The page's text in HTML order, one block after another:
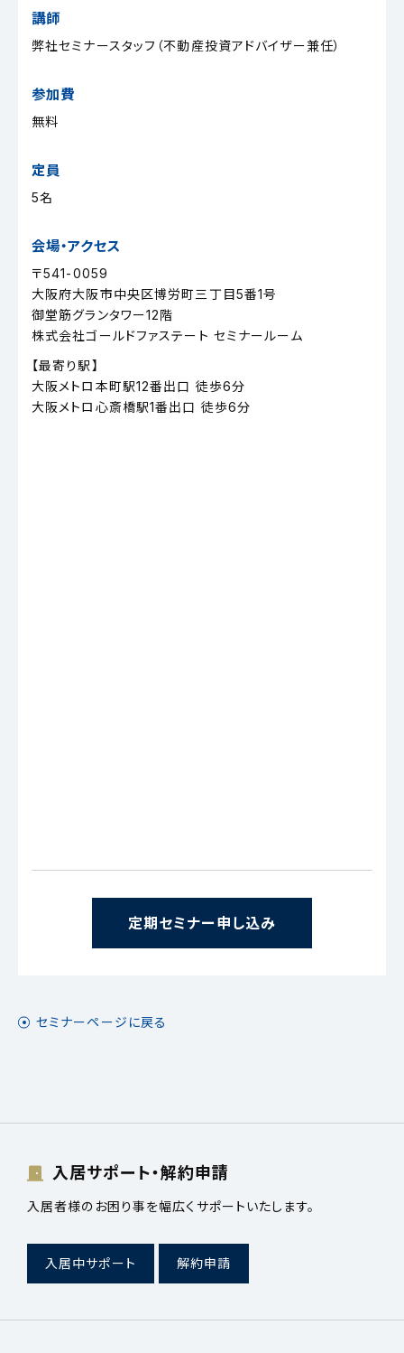
講師
弊社セミナースタッフ（不動産投資アドバイザー兼任）
参加費
無料
定員
5名
会場・アクセス
〒541-0059
大阪府大阪市中央区博労町三丁目5番1号
御堂筋グランタワー12階
株式会社ゴールドファステート セミナールーム
【最寄り駅】
大阪メトロ本町駅12番出口 徒歩6分
大阪メトロ心斎橋駅1番出口 徒歩6分
定期セミナー申し込み
セミナーページに戻る
入居サポート・解約申請
入居者様のお困り事を幅広くサポートいたします。
入居中サポート 解約申請